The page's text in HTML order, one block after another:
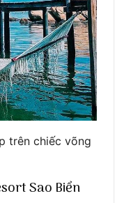
trên chiếc võng
Sao Biển